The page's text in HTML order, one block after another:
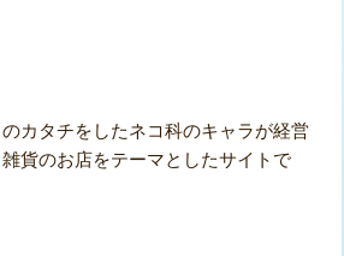
のカタチをしたネコ科のキャラが経営
貨のお店をテーマとしたサイトで